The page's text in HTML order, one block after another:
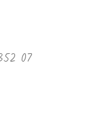
07